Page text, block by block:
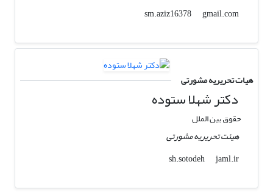
sm.aziz16378
gmail.com
هیات تحریریه مشورتی
دکتر شهلا ستوده
حقوق بین الملل
هیئت تحریریه مشورتی
sh.sotodeh
jaml.ir